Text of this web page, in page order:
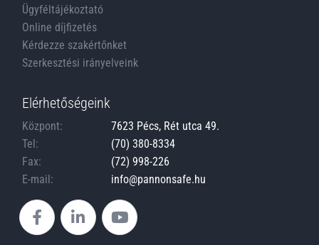
Ügyféltájékoztató
Online díjfizetés
Kérdezze szakértőnket
Szerkesztési irányelveink
Elérhetőségeink
Központ:
7623 Pécs, Rét utca 49.
Tel:
(70) 380-8334
Fax:
(72) 998-226
E-mail:
info@pannonsafe.hu